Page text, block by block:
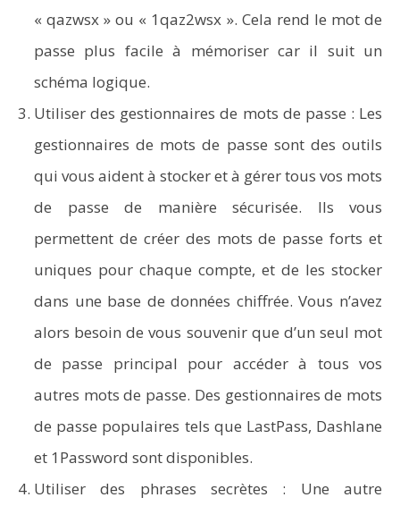
« qazwsx » ou « 1qaz2wsx ». Cela rend le mot de
passe plus facile à mémoriser car il suit un
schéma logique.
Utiliser des gestionnaires de mots de passe : Les
gestionnaires de mots de passe sont des outils
qui vous aident à stocker et à gérer tous vos mots
de passe de manière sécurisée. Ils vous
permettent de créer des mots de passe forts et
uniques pour chaque compte, et de les stocker
dans une base de données chiffrée. Vous n’avez
alors besoin de vous souvenir que d’un seul mot
de passe principal pour accéder à tous vos
autres mots de passe. Des gestionnaires de mots
de passe populaires tels que LastPass, Dashlane
et 1Password sont disponibles.
Utiliser des phrases secrètes : Une autre